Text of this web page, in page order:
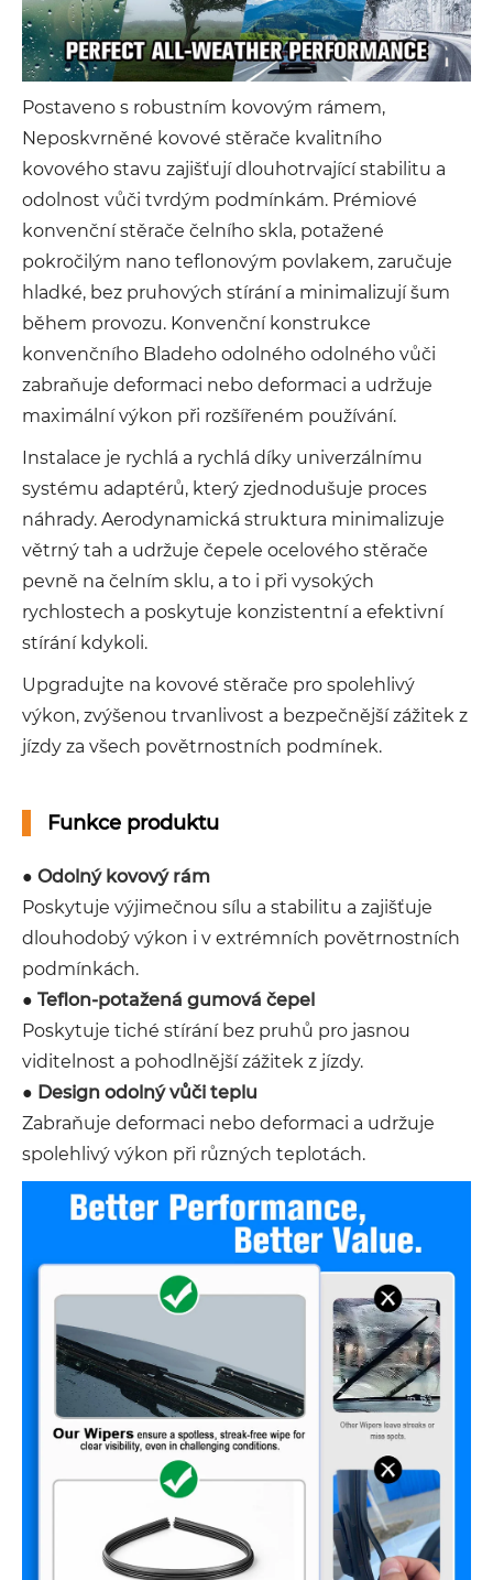
Postaveno s robustním kovovým rámem,
Neposkvrněné kovové stěrače kvalitního
kovového stavu zajišťují dlouhotrvající stabilitu a
odolnost vůči tvrdým podmínkám. Prémiové
konvenční stěrače čelního skla, potažené
pokročilým nano teflonovým povlakem, zaručuje
hladké, bez pruhových stírání a minimalizují šum
během provozu. Konvenční konstrukce
konvenčního Bladeho odolného odolného vůči
zabraňuje deformaci nebo deformaci a udržuje
maximální výkon při rozšířeném používání.
Instalace je rychlá a rychlá díky univerzálnímu
systému adaptérů, který zjednodušuje proces
náhrady. Aerodynamická struktura minimalizuje
větrný tah a udržuje čepele ocelového stěrače
pevně na čelním sklu, a to i při vysokých
rychlostech a poskytuje konzistentní a efektivní
stírání kdykoli.
Upgradujte na kovové stěrače pro spolehlivý
výkon, zvýšenou trvanlivost a bezpečnější zážitek z
jízdy za všech povětrnostních podmínek.
Funkce produktu
● Odolný kovový rám
Poskytuje výjimečnou sílu a stabilitu a zajišťuje
dlouhodobý výkon i v extrémních povětrnostních
podmínkách.
● Teflon-potažená gumová čepel
Poskytuje tiché stírání bez pruhů pro jasnou
viditelnost a pohodlnější zážitek z jízdy.
● Design odolný vůči teplu
Zabraňuje deformaci nebo deformaci a udržuje
spolehlivý výkon při různých teplotách.